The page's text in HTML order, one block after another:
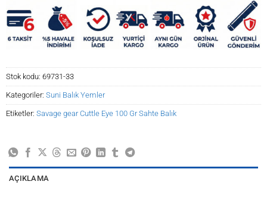
Stok kodu: 69731-33
Kategoriler: Suni Balık Yemler
Etiketler: Savage gear Cuttle Eye 100 Gr Sahte Balık
AÇIKLAMA